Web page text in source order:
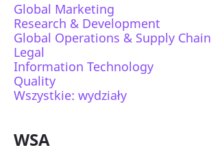
Global Marketing
Research & Development
Global Operations & Supply Chain
Legal
Information Technology
Quality
Wszystkie: wydziały
WSA